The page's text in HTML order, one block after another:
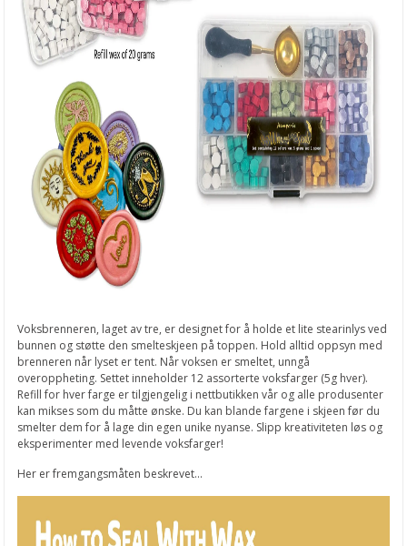
Voksbrenneren, laget av tre, er designet for å holde et lite stearinlys ved
bunnen og støtte den smelteskjeen på toppen. Hold alltid oppsyn med
brenneren når lyset er tent. Når voksen er smeltet, unngå
overoppheting. Settet inneholder 12 assorterte voksfarger (5g hver).
Refill for hver farge er tilgjengelig i nettbutikken vår og alle produsenter
kan mikses som du måtte ønske. Du kan blande fargene i skjeen før du
smelter dem for å lage din egen unike nyanse. Slipp kreativiteten løs og
eksperimenter med levende voksfarger!
Her er fremgangsmåten beskrevet...